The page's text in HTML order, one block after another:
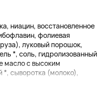
ниацин, восстановленное
фолиевая
луковый порошок,
*, соль, гидролизованный
масло с высоким
сыворотка (молоко),